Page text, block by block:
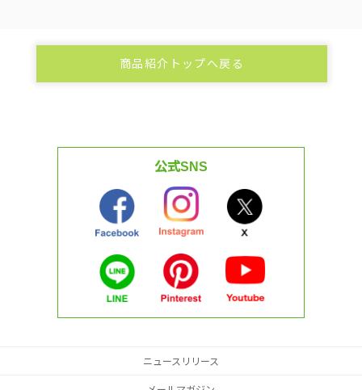
商品紹介トップへ戻る
公式SNS
ニュースリリース